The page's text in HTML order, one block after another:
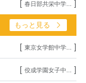
[ 春日部共栄中学... ]
もっと見る
[ 東京女学館中学... ]
[ 佼成学園女子中... ]